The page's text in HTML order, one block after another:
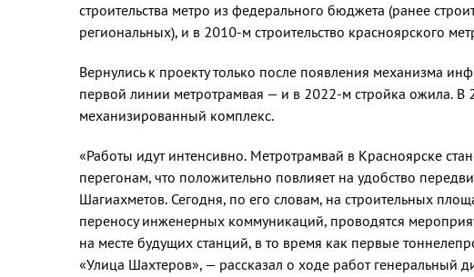
строительства метро из федерального бюджета (ранее
региональных), и в 2010-м строительство красноярского
Вернулись к проекту только после появления механизма
первой линии метротрамвая — и в 2022-м стройка ожила.
механизированный комплекс.
«Работы идут интенсивно. Метротрамвай в Красноярске
перегонам, что положительно повлияет на удобство
Шагиахметов. Сегодня, по его словам, на строительных
переносу инженерных коммуникаций, проводятся
на месте будущих станций, в то время как первые
«Улица Шахтеров», — рассказал о ходе работ